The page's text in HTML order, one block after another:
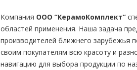
Компания ООО “КерамоКомплект”
областей применения. Наша задача
производителей ближнего зарубежья
своим покупателям всю красоту и
навигацию для выбора продукции по